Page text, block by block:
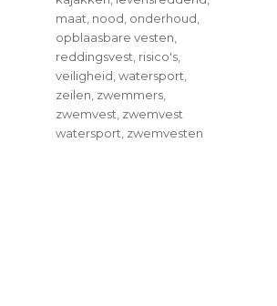
maat nood onderhoud
opblaasbare vesten
reddingsvest risico's
veiligheid ,watersport
zeilen zwemmers
zwemvest zwemvest
watersport zwemvesten